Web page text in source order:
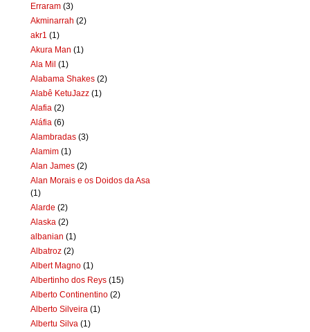
Erraram (3)
Akminarrah (2)
akr1 (1)
Akura Man (1)
Ala Mil (1)
Alabama Shakes (2)
Alabê KetuJazz (1)
Alafia (2)
Aláfia (6)
Alambradas (3)
Alamim (1)
Alan James (2)
Alan Morais e os Doidos da Asa
(1)
Alarde (2)
Alaska (2)
albanian (1)
Albatroz (2)
Albert Magno (1)
Albertinho dos Reys (15)
Alberto Continentino (2)
Alberto Silveira (1)
Albertu Silva (1)